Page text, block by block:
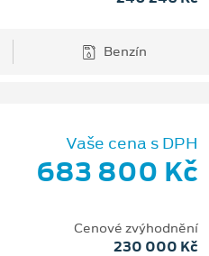
Benzín
Vaše cena s DPH
683 800 Kč
Cenové zvýhodnění
230 000 Kč